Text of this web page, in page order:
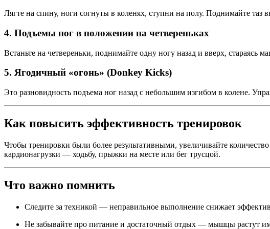
Лягте на спину, ноги согнуты в коленях, ступни на полу. Поднимайте таз
4. Подъемы ног в положении на четвереньках
Встаньте на четвереньки, поднимайте одну ногу назад и вверх, стараясь
5. Ягодичный «огонь» (Donkey Kicks)
Это разновидность подъема ног назад с небольшим изгибом в колене.
Как повысить эффективность тренировок
Чтобы тренировки были более результативными, увеличивайте
кардионагрузки — ходьбу, прыжки на месте или бег трусцой.
Что важно помнить
Следите за техникой — неправильное выполнение снижает
Не забывайте про питание и достаточный отдых — мышцы растут